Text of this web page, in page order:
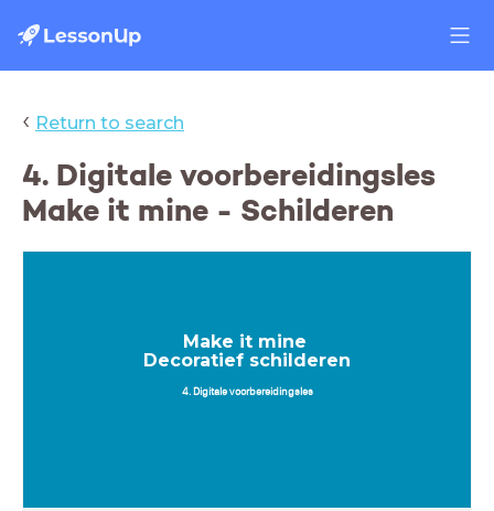
‹ Return to search
4. Digitale voorbereidingsles
Make it mine - Schilderen
Make it mine
Decoratief schilderen
4. Digitale voorbereidingsles